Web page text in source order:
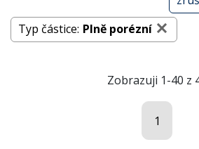
Typ částice: Plně porézní
Zobrazuji 1-40 z
1